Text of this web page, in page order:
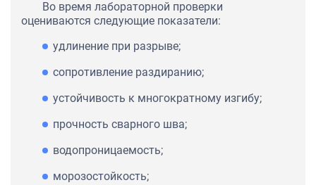
Во время лабораторной проверки
оцениваются следующие показатели:
удлинение при разрыве;
сопротивление раздиранию;
устойчивость к многократному изгибу;
прочность сварного шва;
водопроницаемость;
морозостойкость;